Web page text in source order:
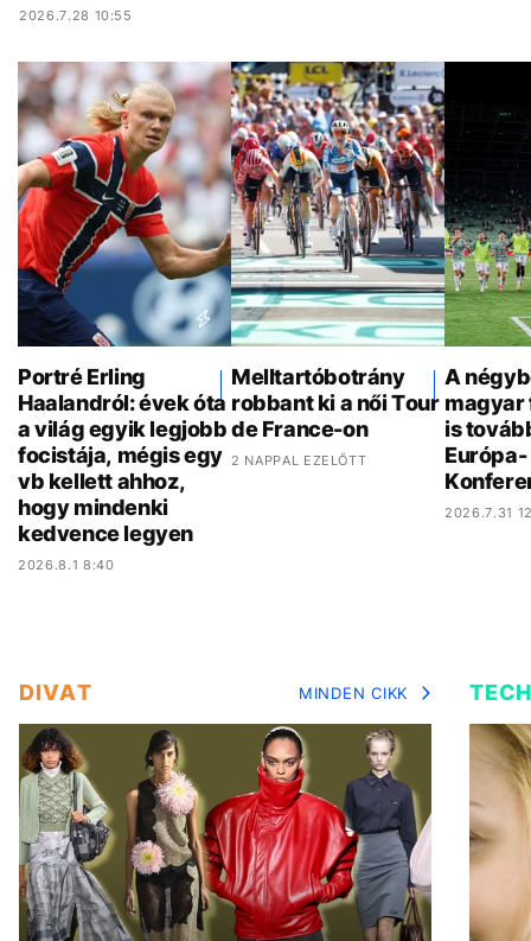
2026.7.28 10:55
Portré Erling
Haalandról: évek óta
a világ egyik legjobb
focistája, mégis egy
vb kellett ahhoz,
hogy mindenki
kedvence legyen
2026.8.1 8:40
Melltartóbotrány
robbant ki a női Tour
de France-on
2 NAPPAL EZELŐTT
A
magyar
is
Európa-
2026.7.31
DIVAT MINDEN CIKK